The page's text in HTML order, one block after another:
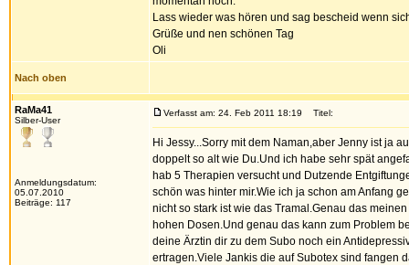
Lass wieder was hören und sag bescheid wenn
Grüße und nen schönen Tag
Oli
Nach oben
RaMa41
Silber-User
Anmeldungsdatum:
05.07.2010
Beiträge: 117
Verfasst am: 24. Feb 2011 18:19 Titel:
Hi Jessy...Sorry mit dem Naman,aber Jenny ist ja
doppelt so alt wie Du.Und ich habe sehr spät
hab 5 Therapien versucht und Dutzende
schön was hinter mir.Wie ich ja schon am Anfang
nicht so stark ist wie das Tramal.Genau das
hohen Dosen.Und genau das kann zum Problem
deine Ärztin dir zu dem Subo noch ein
ertragen.Viele Jankis die auf Subotex sind fangen